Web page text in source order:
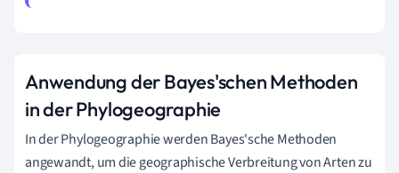
Anwendung der Bayes'schen Methoden
in der Phylogeographie
In der Phylogeographie werden Bayes'sche Methoden
angewandt, um die geographische Verbreitung von Arten zu